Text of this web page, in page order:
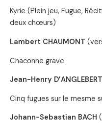
Kyrie (Plein jeu, Fugue,
deux chœurs)
Lambert CHAUMONT
Chaconne grave
Jean-Henry D’ANGLEBERT
Cinq fugues sur le mesme
Johann-Sebastian BACH